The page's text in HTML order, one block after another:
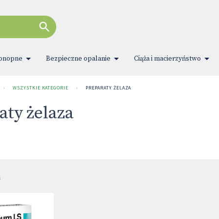
Bezpieczne opalanie Ciąża i macierzyństwo
› WSZYSTKIE KATEGORIE › PREPARATY ŻELAZA
żelaza